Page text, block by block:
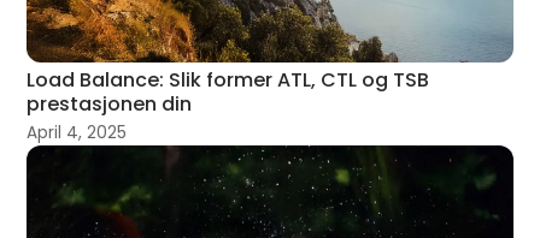
Load Balance: Slik former ATL, CTL og TSB
prestasjonen din
April 4, 2025